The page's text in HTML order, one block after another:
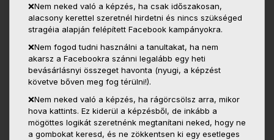
❌Nem neked való a képzés, ha csak időszakosan,
alacsony kerettel szeretnél hirdetni és nincs szükséged
stragéia alapján felépített Facebook kampányokra.
❌Nem fogod tudni használni a tanultakat, ha nem
akarsz a Facebookra szánni legalább egy heti
bevásárlásnyi összeget havonta (nyugi, a képzést
követve bőven meg fog térülni!).
❌Nem neked való a képzés, ha rágörcsölsz arra, mikor
hova kattints. Ez kiderül a képzésből, de inkább a
mögöttes logikát szeretnénk megtanítani neked, hogy ne
a gombokat keresd, és ne zökkentsen ki egy esetleges